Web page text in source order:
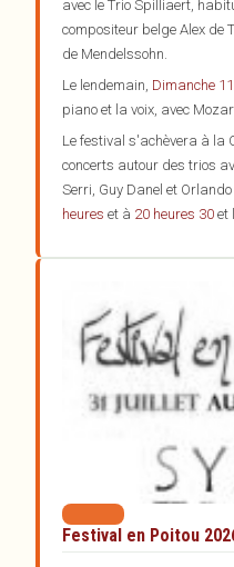
avec le Trio Spilliaert,
compositeur belge Alex de
de Mendelssohn.
Le lendemain, Dimanche
piano et la voix, avec
Le festival s'achèvera à la
concerts autour des trios
Serri, Guy Danel et
heures et à 20 heures 30 et
Festival en Poitou